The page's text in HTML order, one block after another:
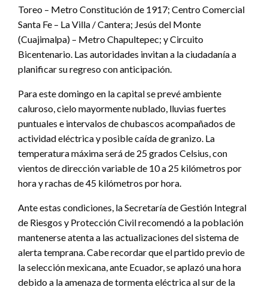
Toreo – Metro Constitución de 1917; Centro Comercial
Santa Fe – La Villa / Cantera; Jesús del Monte
(Cuajimalpa) – Metro Chapultepec; y Circuito
Bicentenario. Las autoridades invitan a la ciudadanía a
planificar su regreso con anticipación.
Para este domingo en la capital se prevé ambiente
caluroso, cielo mayormente nublado, lluvias fuertes
puntuales e intervalos de chubascos acompañados de
actividad eléctrica y posible caída de granizo. La
temperatura máxima será de 25 grados Celsius, con
vientos de dirección variable de 10 a 25 kilómetros por
hora y rachas de 45 kilómetros por hora.
Ante estas condiciones, la Secretaría de Gestión Integral
de Riesgos y Protección Civil recomendó a la población
mantenerse atenta a las actualizaciones del sistema de
alerta temprana. Cabe recordar que el partido previo de
la selección mexicana, ante Ecuador, se aplazó una hora
debido a la amenaza de tormenta eléctrica al sur de la